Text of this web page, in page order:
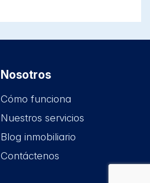
Nosotros
Cómo funciona
Nuestros servicios
Blog inmobiliario
Contáctenos